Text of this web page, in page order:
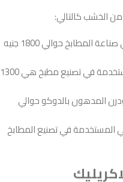
الخشب كالتالي:
تكلفة المتر الواحد من الزان المستخدم في صناعة المطابخ حوالي 1800 جنيه
أما تكلفة المتر من الخشب السويدي المستخدمة في تصنيع مطبخ هي 1300
المدهون بالدوكو حوالي
المستخدمة في تصنيع المطابخ